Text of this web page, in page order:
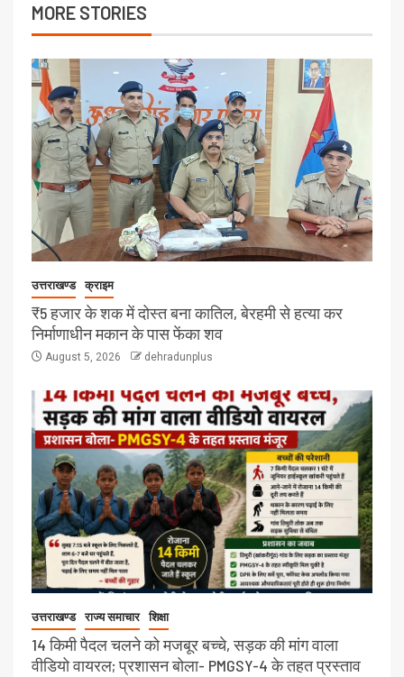
MORE STORIES
उत्तराखण्ड क्राइम
₹5 हजार के शक में दोस्त बना कातिल, बेरहमी से हत्या कर
निर्माणाधीन मकान के पास फेंका शव
August 5, 2026 dehradunplus
उत्तराखण्ड राज्य समाचार शिक्षा
14 किमी पैदल चलने को मजबूर बच्चे, सड़क की मांग वाला
वीडियो वायरल; प्रशासन बोला- PMGSY-4 के तहत प्रस्ताव